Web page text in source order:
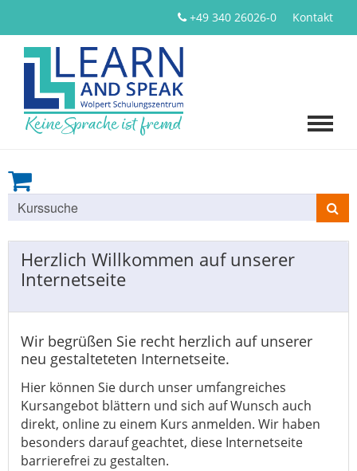
+49 340 26026-0 Kontakt
Kurse
suchen
Herzlich Willkommen auf unserer
Internetseite
Wir begrüßen Sie recht herzlich auf unserer
neu gestalteteten Internetseite.
Hier können Sie durch unser umfangreiches
Kursangebot blättern und sich auf Wunsch auch
direkt, online zu einem Kurs anmelden. Wir haben
besonders darauf geachtet, diese Internetseite
barrierefrei zu gestalten.